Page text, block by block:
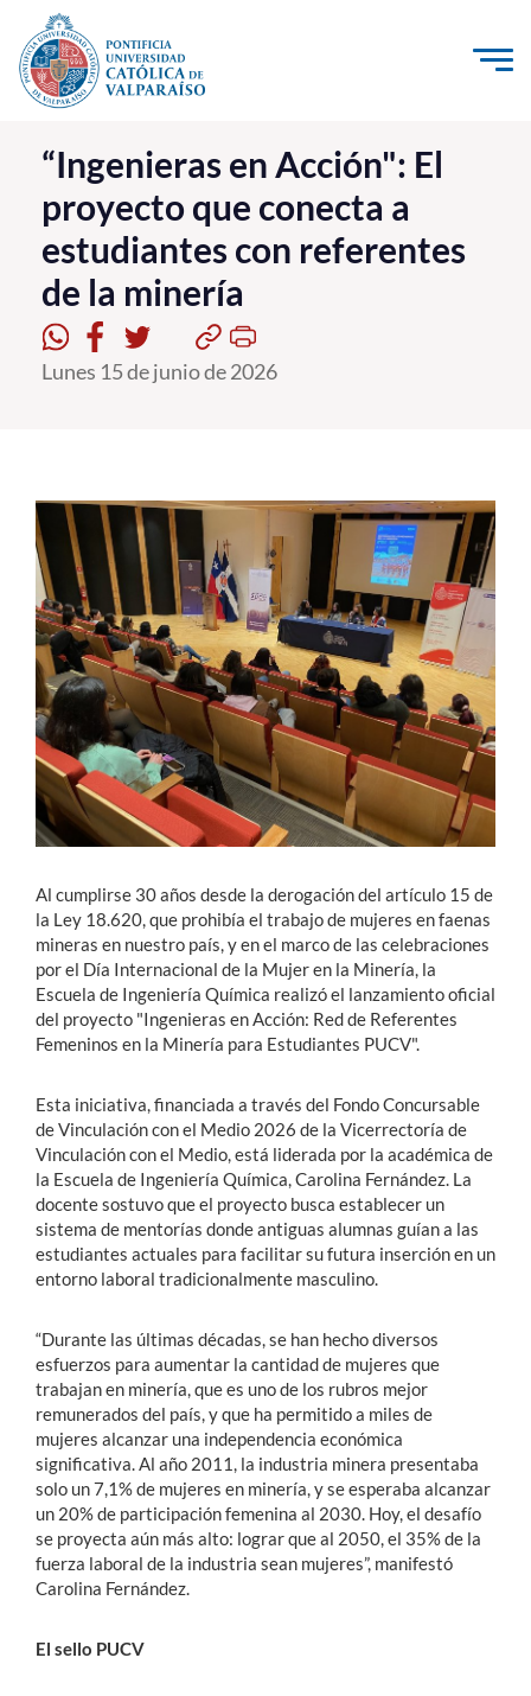
Click acá para ir directamente al contenido
La Universidad
Investigación, Creación e Innovación
PUCV Internacional
Vinculación con el Medio
Admisión
Formación Continua
Estudiantes
Académicos
Funcionarios
Alumni
English
“Ingenieras en Acción": El
proyecto que conecta a
estudiantes con referentes
de la minería
Lunes 15 de junio de 2026
Al cumplirse 30 años desde la derogación del artículo 15 de
la Ley 18.620, que prohibía el trabajo de mujeres en faenas
mineras en nuestro país, y en el marco de las celebraciones
por el Día Internacional de la Mujer en la Minería, la
Escuela de Ingeniería Química realizó el lanzamiento oficial
del proyecto "Ingenieras en Acción: Red de Referentes
Femeninos en la Minería para Estudiantes PUCV".
Esta iniciativa, financiada a través del Fondo Concursable
de Vinculación con el Medio 2026 de la Vicerrectoría de
Vinculación con el Medio, está liderada por la académica de
la Escuela de Ingeniería Química, Carolina Fernández. La
docente sostuvo que el proyecto busca establecer un
sistema de mentorías donde antiguas alumnas guían a las
estudiantes actuales para facilitar su futura inserción en un
entorno laboral tradicionalmente masculino.
“Durante las últimas décadas, se han hecho diversos
esfuerzos para aumentar la cantidad de mujeres que
trabajan en minería, que es uno de los rubros mejor
remunerados del país, y que ha permitido a miles de
mujeres alcanzar una independencia económica
significativa. Al año 2011, la industria minera presentaba
solo un 7,1% de mujeres en minería, y se esperaba alcanzar
un 20% de participación femenina al 2030. Hoy, el desafío
se proyecta aún más alto: lograr que al 2050, el 35% de la
fuerza laboral de la industria sean mujeres”, manifestó
Carolina Fernández.
El sello PUCV